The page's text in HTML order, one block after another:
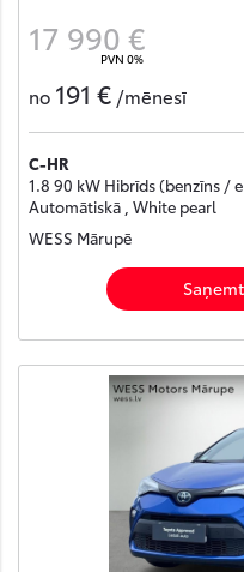
17 990 €
PVN 0%
no 191 € /mēnesī
C-HR
1.8 90 kW Hibrīds (benzīns /
Automātiskā , White pearl
WESS Mārupē